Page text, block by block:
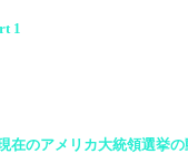
1
在のアメリカ大統領選挙